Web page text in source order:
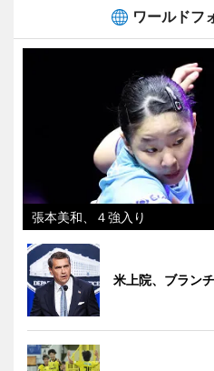
ワールドフ
張本美和、４強入り
米上院、ブラン